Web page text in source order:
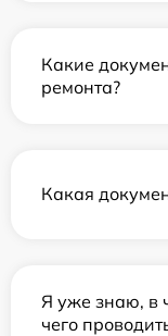
Какие
ремонта?
Какая
Я уже знаю, в
чего